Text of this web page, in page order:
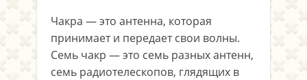
Чакра — это антенна, которая
принимает и передает свои волны.
Семь чакр — это семь разных антенн,
семь радиотелескопов, глядящих в